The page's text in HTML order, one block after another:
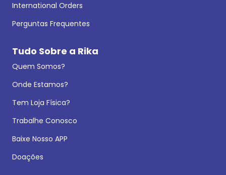
International Orders
Perguntas Frequentes
Tudo Sobre a Rika
Quem Somos?
Onde Estamos?
Tem Loja Física?
Trabalhe Conosco
Baixe Nosso APP
Doações